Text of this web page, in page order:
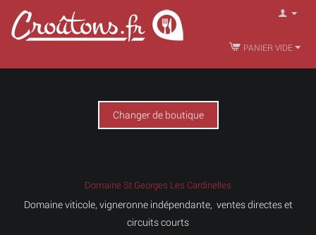
PANIER VIDE
Changer de boutique
Domaine St Georges Les Cardinelles
Domaine viticole, vigneronne indépendante, ventes directes et
circuits courts